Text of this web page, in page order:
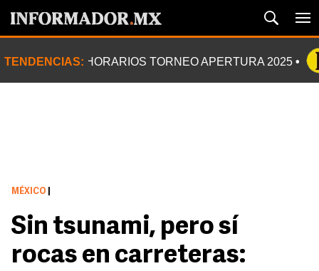
TENDENCIAS: HORARIOS TORNEO APERTURA 2025
MÉXICO
Sin tsunami, pero sí
rocas en carreteras: